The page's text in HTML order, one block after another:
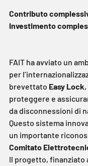
Contributo
Investimento
FAIT ha avviato un
per
brevettato Easy Lock
proteggere e
da disconnessioni di
Questo sistema
un importante
Comitato
Il progetto, finanziato